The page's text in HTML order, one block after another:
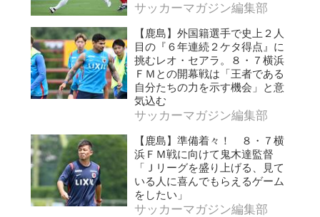
サッカーマガジン編集部
【鹿島】外国籍選手で史上２人
目の『６年連続２ケタ得点』に
挑むレオ・セアラ。８・７横浜
ＦＭとの開幕戦は「王者である
自分たちの力を示す機会」と意
気込む
サッカーマガジン編集部
【鹿島】準備着々！ ８・７横
浜ＦＭ戦に向けて鬼木達監督
「Ｊリーグを盛り上げる、見て
いる人に喜んでもらえるゲーム
をしたい」
サッカーマガジン編集部